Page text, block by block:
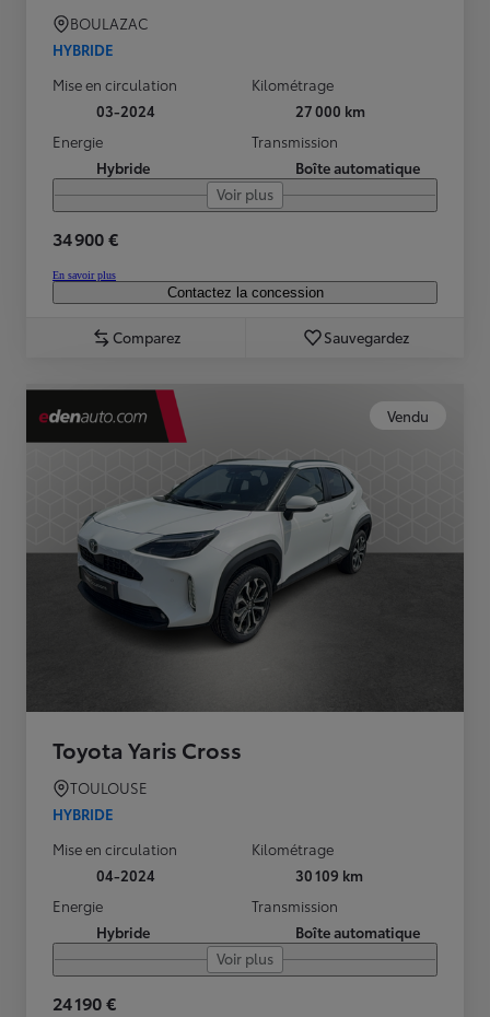
BOULAZAC
HYBRIDE
Mise en circulation
03-2024
Kilométrage
27 000 km
Energie
Hybride
Transmission
Boîte automatique
Voir plus
34 900 €
En savoir plus
Contactez la concession
Comparez Sauvegardez
Vendu
Toyota Yaris Cross
TOULOUSE
HYBRIDE
Mise en circulation
04-2024
Kilométrage
30 109 km
Energie
Hybride
Transmission
Boîte automatique
Voir plus
24 190 €